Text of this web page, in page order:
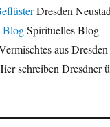
Dresden
BlogSpirituelles Blog
aus Dresden
schreiben Dresdner